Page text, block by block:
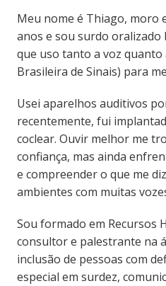
Meu nome é Thiago, moro
anos e sou surdo
que uso tanto a voz quanto
Brasileira de Sinais) para
Usei aparelhos auditivos
recentemente, fui
coclear. Ouvir melhor me
confiança, mas ainda
e compreender o que me
ambientes com muitas
Sou formado em Recursos
consultor e palestrante na
inclusão de pessoas com
especial em surdez,